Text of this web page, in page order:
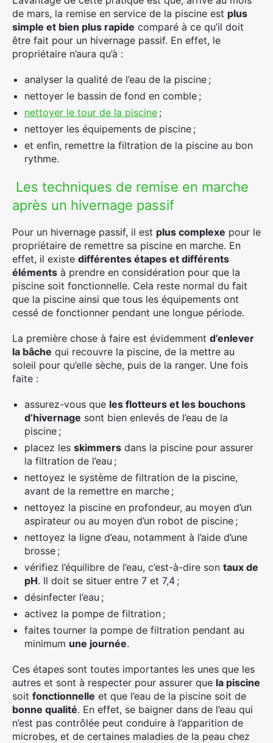
de mars, la remise en service de la piscine est plus
simple et bien plus rapide comparé à ce qu’il doit
être fait pour un hivernage passif. En effet, le
propriétaire n’aura qu’à :
analyser la qualité de l’eau de la piscine ;
nettoyer le bassin de fond en comble ;
nettoyer le tour de la piscine ;
nettoyer les équipements de piscine ;
et enfin, remettre la filtration de la piscine au bon
rythme.
Les techniques de remise en marche
après un hivernage passif
Pour un hivernage passif, il est plus complexe pour le
propriétaire de remettre sa piscine en marche. En
effet, il existe différentes étapes et différents
éléments à prendre en considération pour que la
piscine soit fonctionnelle. Cela reste normal du fait
que la piscine ainsi que tous les équipements ont
cessé de fonctionner pendant une longue période.
La première chose à faire est évidemment d’enlever
la bâche qui recouvre la piscine, de la mettre au
soleil pour qu’elle sèche, puis de la ranger. Une fois
faite :
assurez-vous que les flotteurs et les bouchons
d’hivernage sont bien enlevés de l’eau de la
piscine ;
placez les skimmers dans la piscine pour assurer
la filtration de l’eau ;
nettoyez le système de filtration de la piscine,
avant de la remettre en marche ;
nettoyez la piscine en profondeur, au moyen d’un
aspirateur ou au moyen d’un robot de piscine ;
nettoyez la ligne d’eau, notamment à l’aide d’une
brosse ;
vérifiez l’équilibre de l’eau, c’est-à-dire son taux de
pH. Il doit se situer entre 7 et 7,4 ;
désinfecter l’eau ;
activez la pompe de filtration ;
faites tourner la pompe de filtration pendant au
minimum une journée.
Ces étapes sont toutes importantes les unes que les
autres et sont à respecter pour assurer que la piscine
soit fonctionnelle et que l’eau de la piscine soit de
bonne qualité. En effet, se baigner dans de l’eau qui
n’est pas contrôlée peut conduire à l’apparition de
microbes, et de certaines maladies de la peau chez
Rechercher
: